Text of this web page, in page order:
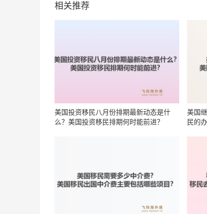
相关推荐
美国投资移民八月份排期最新动态是什
么？美国投资移民排期何时能前进？
美国
民的